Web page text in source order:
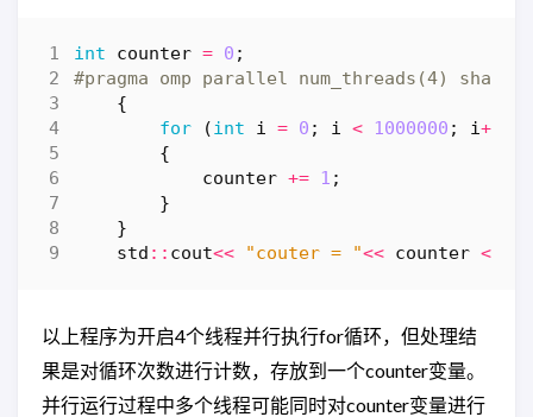
int counter = 0 ;
{
for
(int i = 0 ; i < 1000000 ; i++
{
counter += 1 ;
}
}
std :: cout<< "couter = "<< counter <<
以上程序为开启4个线程并行执行for循环，但处理结
果是对循环次数进行计数，存放到一个counter变量。
并行运行过程中多个线程可能同时对counter变量进行